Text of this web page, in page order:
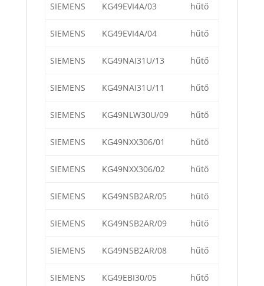
SIEMENS KG49EVI4A/03 hűtő
SIEMENS KG49EVI4A/04 hűtő
SIEMENS KG49NAI31U/13 hűtő
SIEMENS KG49NAI31U/11 hűtő
SIEMENS KG49NLW30U/09 hűtő
SIEMENS KG49NXX306/01 hűtő
SIEMENS KG49NXX306/02 hűtő
SIEMENS KG49NSB2AR/05 hűtő
SIEMENS KG49NSB2AR/09 hűtő
SIEMENS KG49NSB2AR/08 hűtő
SIEMENS KG49EBI30/05 hűtő